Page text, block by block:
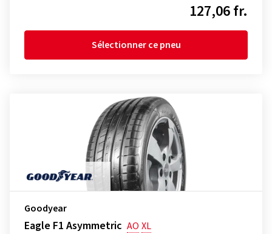
127,06 fr.
Sélectionner ce pneu
Goodyear
Eagle F1 Asymmetric AO XL